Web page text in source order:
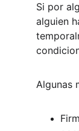
Si por
alguien
Algunas